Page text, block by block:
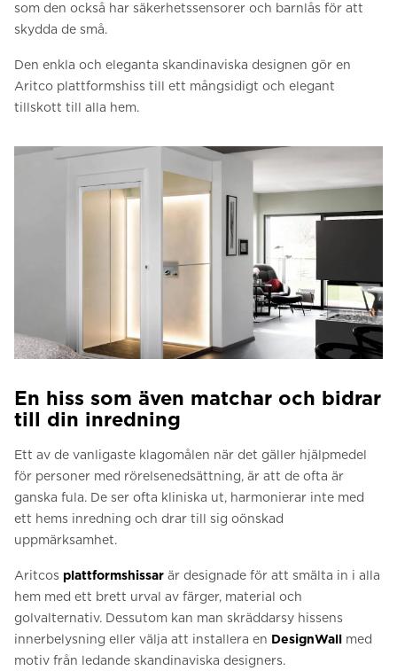
som den också har säkerhetssensorer och barnlås för att
skydda de små.
Den enkla och eleganta skandinaviska designen gör en
Aritco plattformshiss till ett mångsidigt och elegant
tillskott till alla hem.
En hiss som även matchar och bidrar
till din inredning
Ett av de vanligaste klagomålen när det gäller hjälpmedel
för personer med rörelsenedsättning, är att de ofta är
ganska fula. De ser ofta kliniska ut, harmonierar inte med
ett hems inredning och drar till sig oönskad
uppmärksamhet.
Aritcos plattformshissar är designade för att smälta in i alla
hem med ett brett urval av färger, material och
golvalternativ. Dessutom kan man skräddarsy hissens
innerbelysning eller välja att installera en DesignWall med
motiv från ledande skandinaviska designers.